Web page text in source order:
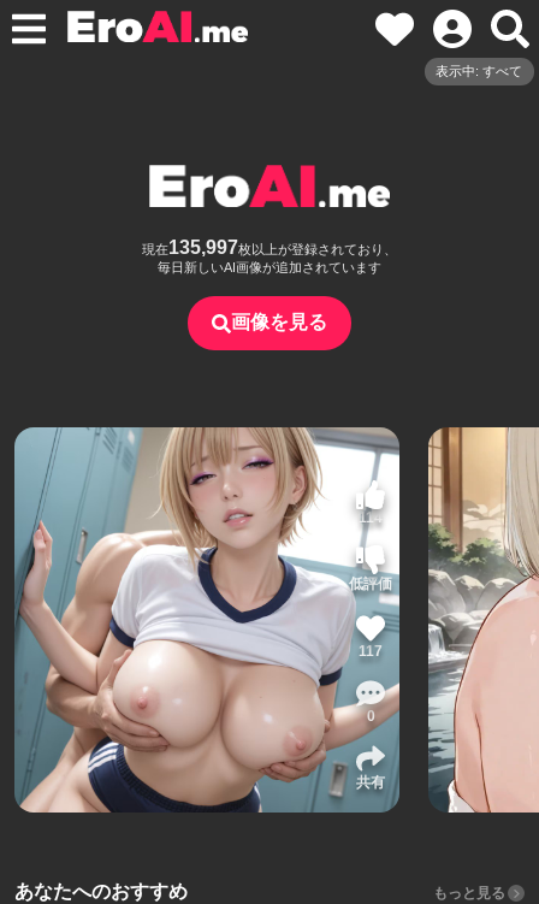
表示中: すべて
現在135,997枚以上が登録されており、
毎日新しいAI画像が追加されています
画像を見る
114
低評価
117
0
共有
あなたへのおすすめ もっと見る